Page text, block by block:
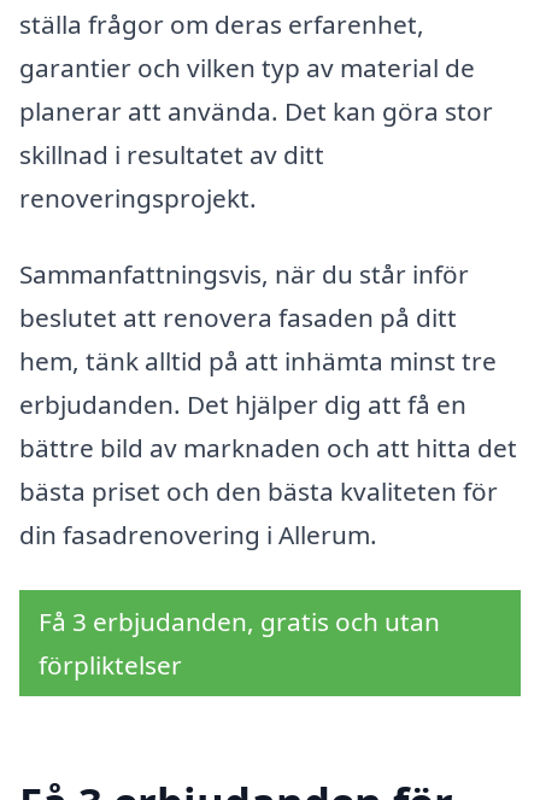
ställa frågor om deras erfarenhet,
garantier och vilken typ av material de
planerar att använda. Det kan göra stor
skillnad i resultatet av ditt
renoveringsprojekt.
Sammanfattningsvis, när du står inför
beslutet att renovera fasaden på ditt
hem, tänk alltid på att inhämta minst tre
erbjudanden. Det hjälper dig att få en
bättre bild av marknaden och att hitta det
bästa priset och den bästa kvaliteten för
din fasadrenovering i Allerum.
Få 3 erbjudanden, gratis och utan
förpliktelser